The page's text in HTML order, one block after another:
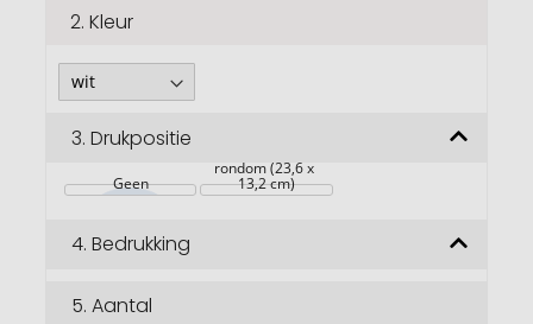
2. Kleur
3. Drukpositie
Geen
rondom (23,6 x
13,2 cm)
4. Bedrukking
5. Aantal